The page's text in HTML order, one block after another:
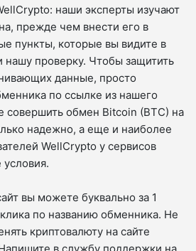
наши эксперты изучают
прежде чем внести его в
пункты, которые вы видите в
проверку. Чтобы защитить
данные, просто
по ссылке из нашего
совершить обмен Bitcoin (BTC) на
надежно, а еще и наиболее
WellCrypto у сервисов
вы можете буквально за 1
по названию обменника. Не
криптовалюту на сайте